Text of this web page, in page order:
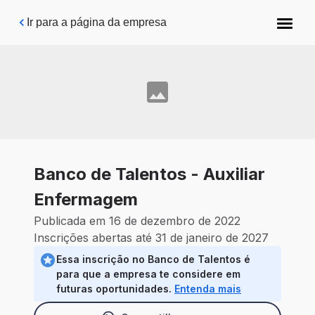
Pular para o conteúdo principal
Ir para a página da empresa
Banco de Talentos - Auxiliar
Enfermagem
Publicada em 16 de dezembro de 2022
Inscrições abertas até 31 de janeiro de 2027
Essa inscrição no Banco de Talentos é
para que a empresa te considere em
futuras oportunidades. Entenda mais